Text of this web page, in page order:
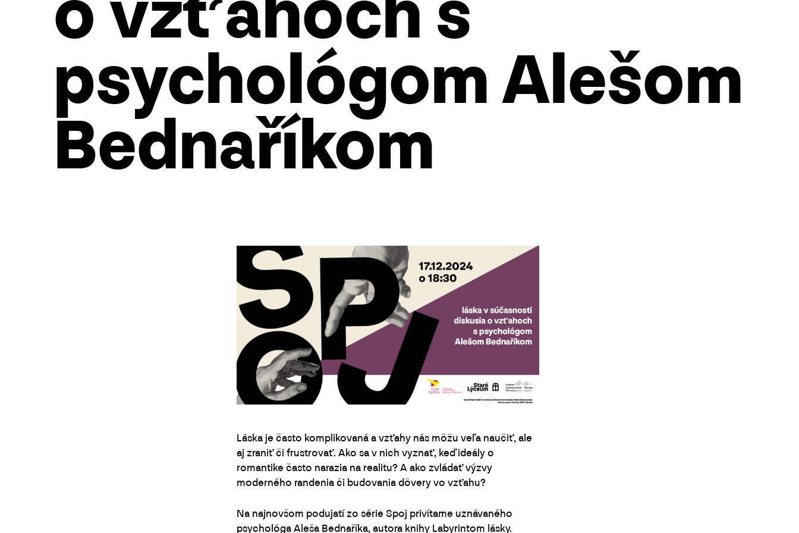
o vzťahoch s
psychológom Alešom
Bednaříkom
Láska je často komplikovaná a vzťahy nás môžu veľa naučiť, ale
aj zraniť či frustrovať. Ako sa v nich vyznať, keď ideály o
romantike často narazia na realitu? A ako zvládať výzvy
moderného randenia či budovania dôvery vo vzťahu?
Na najnovšom podujatí zo série Spoj privítame uznávaného
psychológa Aleša Bednaříka, autora knihy Labyrintom lásky.